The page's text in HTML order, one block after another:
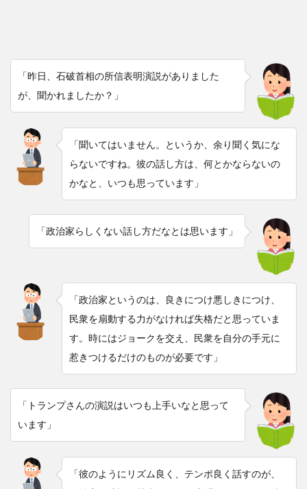
「昨日、石破首相の所信表明演説がありました
が、聞かれましたか？」
「聞いてはいません。というか、余り聞く気にな
らないですね。彼の話し方は、何とかならないの
かなと、いつも思っています」
「政治家らしくない話し方だなとは思います」
「政治家というのは、良きにつけ悪しきにつけ、
民衆を扇動する力がなければ失格だと思っていま
す。時にはジョークを交え、民衆を自分の手元に
惹きつけるだけのものが必要です」
「トランプさんの演説はいつも上手いなと思って
います」
「彼のようにリズム良く、テンポ良く話すのが、